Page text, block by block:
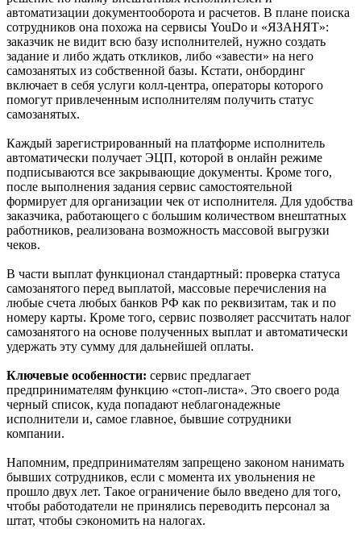
автоматизации документооборота и расчетов. В плане поиска
сотрудников она похожа на сервисы YouDo и «ЯЗАНЯТ»:
заказчик не видит всю базу исполнителей, нужно создать
задание и либо ждать откликов, либо «завести» на него
самозанятых из собственной базы. Кстати, онбординг
включает в себя услуги колл-центра, операторы которого
помогут привлеченным исполнителям получить статус
самозанятых.
Каждый зарегистрированный на платформе исполнитель
автоматически получает ЭЦП, которой в онлайн режиме
подписываются все закрывающие документы. Кроме того,
после выполнения задания сервис самостоятельной
формирует для организации чек от исполнителя. Для удобства
заказчика, работающего с большим количеством внештатных
работников, реализована возможность массовой выгрузки
чеков.
В части выплат функционал стандартный: проверка статуса
самозанятого перед выплатой, массовые перечисления на
любые счета любых банков РФ как по реквизитам, так и по
номеру карты. Кроме того, сервис позволяет рассчитать налог
самозанятого на основе полученных выплат и автоматически
удержать эту сумму для дальнейшей оплаты.
Ключевые особенности: сервис предлагает
предпринимателям функцию «стоп-листа». Это своего рода
черный список, куда попадают неблагонадежные
исполнители и, самое главное, бывшие сотрудники
компании.
Напомним, предпринимателям запрещено законом нанимать
бывших сотрудников, если с момента их увольнения не
прошло двух лет. Такое ограничение было введено для того,
чтобы работодатели не принялись переводить персонал за
штат, чтобы сэкономить на налогах.